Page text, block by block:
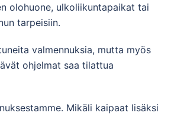
olohuone, ulkoliikuntapaikat tai
tarpeisiin.
valmennuksia, mutta myös
ohjelmat saa tilattua
Mikäli kaipaat lisäksi